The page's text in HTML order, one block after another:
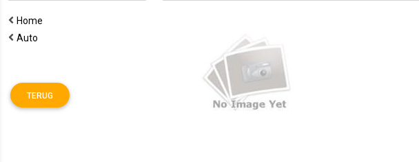
Home
Auto
TERUG